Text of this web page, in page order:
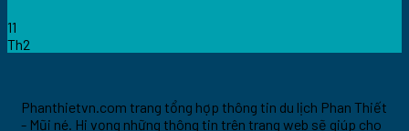
11
Th2
Phanthietvn.com trang tổng hợp thông tin du lịch Phan Thiết
- Mũi né. Hi vọng những thông tin trên trang web sẽ giúp cho